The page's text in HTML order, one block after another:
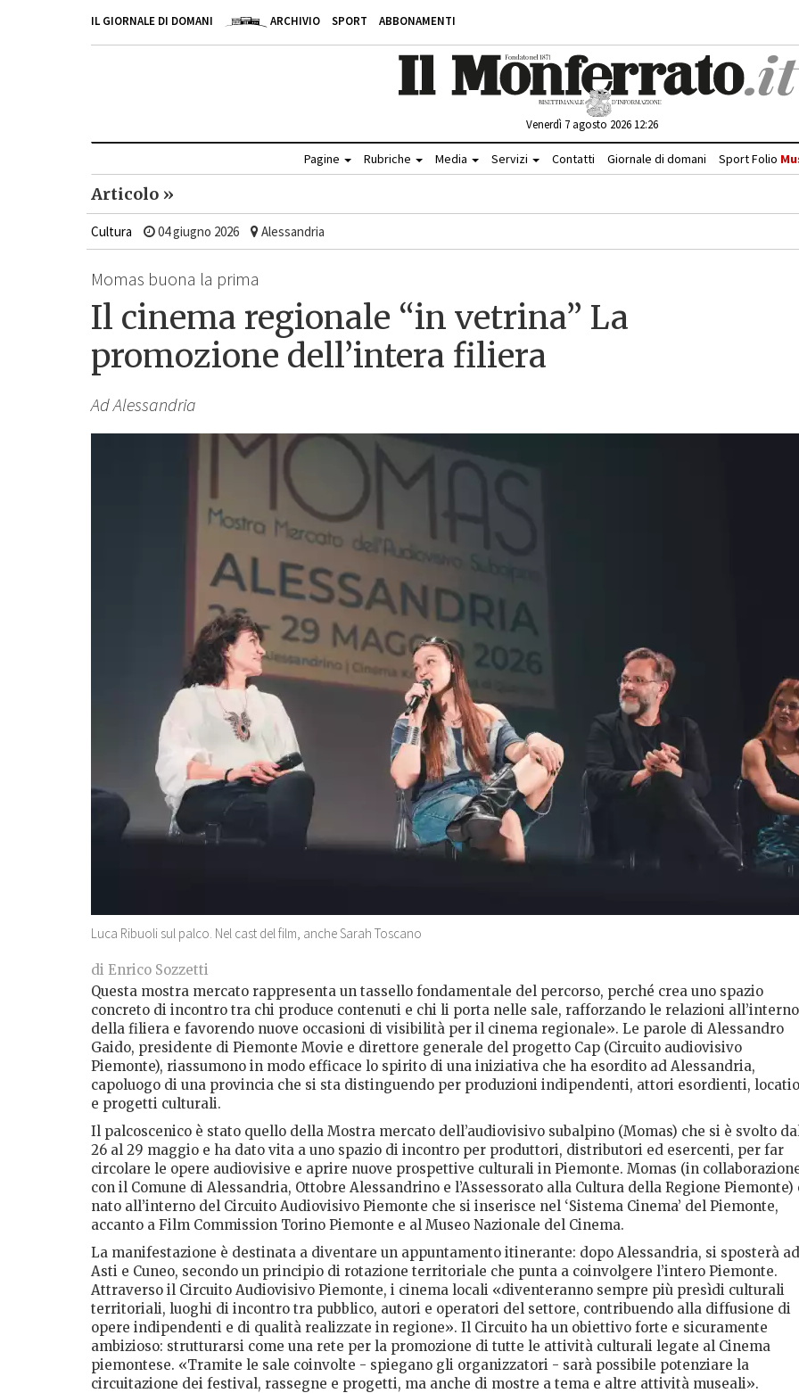
IL GIORNALE DI DOMANI ARCHIVIO SPORT ABBONAMENTI
Venerdì 7 agosto 2026 12:26
Pagine Rubriche Media Servizi Contatti Giornale di domani Sport Folio
Articolo »
Cultura 04 giugno 2026 Alessandria
Momas buona la prima
Il cinema regionale “in vetrina” La
promozione dell’intera filiera
Ad Alessandria
Luca Ribuoli sul palco. Nel cast del film, anche Sarah Toscano
di Enrico Sozzetti
Questa mostra mercato rappresenta un tassello fondamentale del percorso, perché crea uno spazio
concreto di incontro tra chi produce contenuti e chi li porta nelle sale, rafforzando le relazioni all’interno
della filiera e favorendo nuove occasioni di visibilità per il cinema regionale». Le parole di Alessandro
Gaido, presidente di Piemonte Movie e direttore generale del progetto Cap (Circuito audiovisivo
Piemonte), riassumono in modo efficace lo spirito di una iniziativa che ha esordito ad Alessandria,
capoluogo di una provincia che si sta distinguendo per produzioni indipendenti, attori esordienti,
e progetti culturali.
Il palcoscenico è stato quello della Mostra mercato dell’audiovisivo subalpino (Momas) che si è svolto
26 al 29 maggio e ha dato vita a uno spazio di incontro per produttori, distributori ed esercenti, per far
circolare le opere audiovisive e aprire nuove prospettive culturali in Piemonte. Momas (in
con il Comune di Alessandria, Ottobre Alessandrino e l’Assessorato alla Cultura della Regione Piemonte)
nato all’interno del Circuito Audiovisivo Piemonte che si inserisce nel ‘Sistema Cinema’ del Piemonte,
accanto a Film Commission Torino Piemonte e al Museo Nazionale del Cinema.
La manifestazione è destinata a diventare un appuntamento itinerante: dopo Alessandria, si sposterà ad
Asti e Cuneo, secondo un principio di rotazione territoriale che punta a coinvolgere l’intero Piemonte.
Attraverso il Circuito Audiovisivo Piemonte, i cinema locali «diventeranno sempre più presìdi culturali
territoriali, luoghi di incontro tra pubblico, autori e operatori del settore, contribuendo alla diffusione di
opere indipendenti e di qualità realizzate in regione». Il Circuito ha un obiettivo forte e sicuramente
ambizioso: strutturarsi come una rete per la promozione di tutte le attività culturali legate al Cinema
piemontese. «Tramite le sale coinvolte - spiegano gli organizzatori - sarà possibile potenziare la
circuitazione dei festival, rassegne e progetti, ma anche di mostre a tema e altre attività museali».